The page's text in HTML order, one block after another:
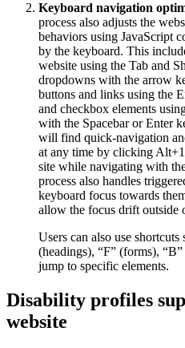
Keyboard navigation
process also adjusts the
behaviors using JavaScript
by the keyboard. This
website using the Tab and
dropdowns with the arrow
buttons and links using the
and checkbox elements
with the Spacebar or Enter
will find quick-navigation
at any time by clicking
site while navigating with
process also handles
keyboard focus towards
allow the focus drift outside
Users can also use
(headings), “F” (forms),
jump to specific elements.
Disability profiles
website